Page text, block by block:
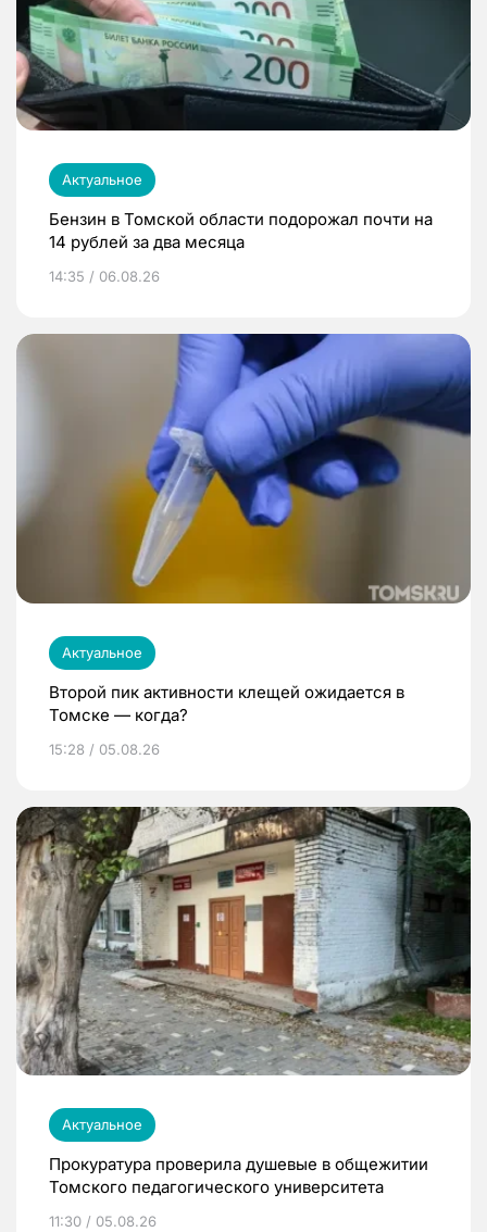
Актуальное
Бензин в Томской области подорожал почти на
14 рублей за два месяца
14:35 / 06.08.26
Актуальное
Второй пик активности клещей ожидается в
Томске — когда?
15:28 / 05.08.26
Актуальное
Прокуратура проверила душевые в общежитии
Томского педагогического университета
11:30 / 05.08.26